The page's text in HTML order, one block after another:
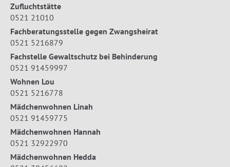
Zufluchtstätte
0521 21010
Fachberatungsstelle gegen Zwangsheirat
0521 5216879
Fachstelle Gewaltschutz bei Behinderung
0521 91459997
Wohnen Lou
0521 5216778
Mädchenwohnen Linah
0521 91459775
Mädchenwohnen Hannah
0521 32922970
Mädchenwohnen Hedda